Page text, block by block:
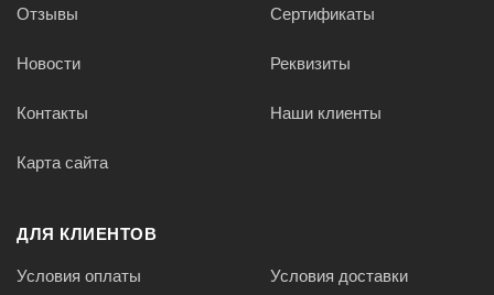
Отзывы Сертификаты
Новости Реквизиты
Контакты Наши клиенты
Карта сайта
ДЛЯ КЛИЕНТОВ
Условия оплаты Условия доставки